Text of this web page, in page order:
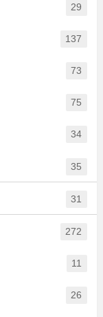
29
137
73
75
34
35
31
272
11
26